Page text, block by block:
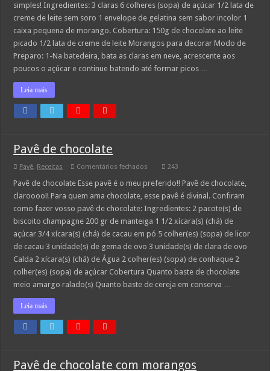
simples! Ingredientes: 3 claras 6 colheres (sopa) de açúcar 1/2 lata de
creme de leite sem soro 1 envelope de gelatina sem sabor incolor 1
caixa pequena de morango. Cobertura: 150g de chocolate ao leite
picado 1/2 lata de creme de leite Morangos para decorar Modo de
Preparo: 1-Na batedeira, bata as claras em neve, acrescente aos
poucos o açúcar e continue batendo até formar picos …
Leia mais
Pavê de chocolate
Pavê, Receitas Comentários fechados
de
243
Pavê de chocolate Esse pavê é o meu preferido!! Pavê de chocolate,
claroooo!! Para quem ama chocolate, esse pavê é divinal. Confiram
como fazer vosso pavê de chocolate: Ingredientes: 2 pacote(s) de
biscoito champagne 200 gr de manteiga 1 1/2 xícara(s) (chá) de
açúcar 3/4 xícara(s) (chá) de cacau em pó 5 colher(es) (sopa) de licor
de cacau 3 unidade(s) de gema de ovo 3 unidade(s) de clara de ovo
Calda 2 xícara(s) (chá) de Água 2 colher(es) (sopa) de conhaque 2
colher(es) (sopa) de açúcar Cobertura Quanto baste de chocolate
meio amargo ralado(s) Quanto baste de cereja em conserva …
Leia mais
Pavê de chocolate com morangos